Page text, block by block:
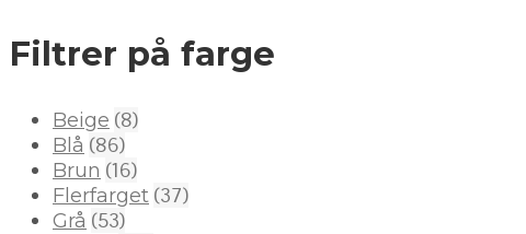
Filtrer på farge
Beige (8)
Blå (86)
Brun (16)
Flerfarget (37)
Grå (53)